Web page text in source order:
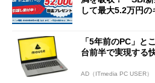
して最大5.2万円
「5年前のPC」と
台前半で実現する
AD（ITmedia PC USER）